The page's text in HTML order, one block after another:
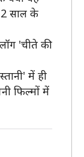
साल के
'चीते की
में ही
फिल्मों में